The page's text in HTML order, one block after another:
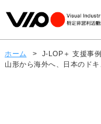
ホーム > J-LOP＋ 支援事例
山形から海外へ、日本のド